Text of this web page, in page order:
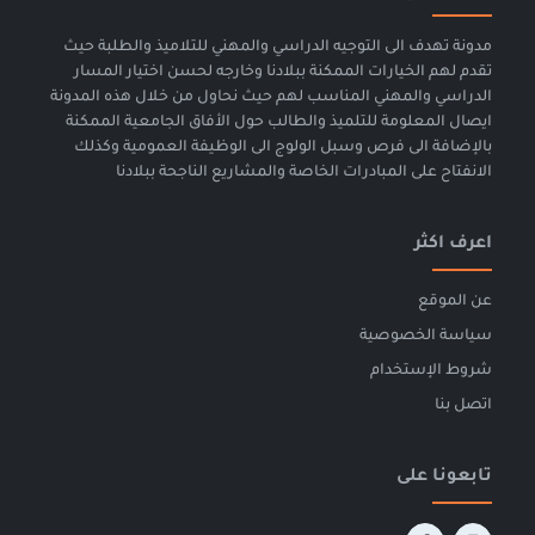
مدونة تهدف الى التوجيه الدراسي والمهني للتلاميذ والطلبة حيث
تقدم لهم الخيارات الممكنة ببلادنا وخارجه لحسن اختيار المسار
الدراسي والمهني المناسب لهم حيث نحاول من خلال هذه المدونة
ايصال المعلومة للتلميذ والطالب حول الأفاق الجامعية الممكنة
بالإضافة الى فرص وسبل الولوج الى الوظيفة العمومية وكذلك
الانفتاح على المبادرات الخاصة والمشاريع الناجحة ببلادنا
اعرف اكثر
عن الموقع
سياسة الخصوصية
شروط الإستخدام
اتصل بنا
تابعونا على